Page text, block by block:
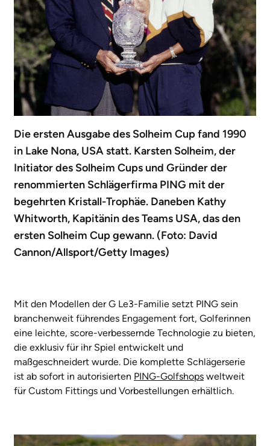
Die ersten Ausgabe des Solheim Cup fand 1990
in Lake Nona, USA statt. Karsten Solheim, der
Initiator des Solheim Cups und Gründer der
renommierten Schlägerfirma PING mit der
begehrten Kristall-Trophäe. Daneben Kathy
Whitworth, Kapitänin des Teams USA, das den
ersten Solheim Cup gewann. (Foto: David
Cannon/Allsport/Getty Images)
Mit den Modellen der G Le3-Familie setzt PING sein
branchenweit führendes Engagement fort, Golferinnen
eine leichte, score-verbessernde Technologie zu bieten,
die exklusiv für ihr Spiel entwickelt und
maßgeschneidert wurde. Die komplette Schlägerserie
ist ab sofort in autorisierten PING-Golfshops weltweit
für Custom Fittings und Vorbestellungen erhältlich.